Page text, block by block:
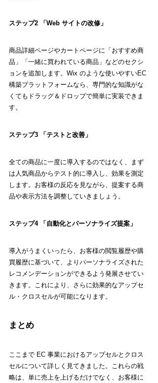
ステップ2 「Web サイトの改修」
商品詳細ページやカートページに「おすすめ商
品」「一緒に買われている商品」などのセクシ
ョンを追加します。Wix のような使いやすいEC
構築プラットフォームなら、専門的な知識がな
くてもドラッグ＆ドロップで簡単に実装できま
す。
ステップ3 「テストと改善」
全ての商品に一度に導入するのではなく、まず
は人気商品からテスト的に導入し、効果を測定
します。お客様の反応を見ながら、提案する商
品や表示方法を調整していきましょう。
ステップ4 「自動化とパーソナライズ提案」
導入がうまくいったら、お客様の閲覧履歴や購
買履歴に基づいて、よりパーソナライズされた
レコメンデーションができるよう発展させてい
きます。これにより、さらに効果的なアップセ
ル・クロスセルが可能になります。
まとめ
ここまで EC 事業におけるアップセルとクロス
セルについて詳しく見てきました。これらの戦
略は、単に売上を上げるだけでなく、お客様に